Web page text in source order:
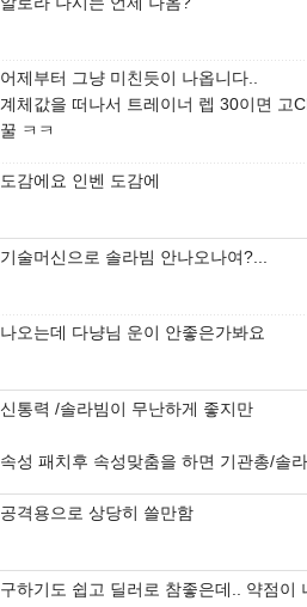
어제부터 그냥 미친듯이 나옵니다..
계체값을 떠나서 트레이너 렙 30이면 고
꿀 ㅋㅋ
도감에요 인벤 도감에
기술머신으로 솔라빔 안나오나여?...
나오는데 다냥님 운이 안좋은가봐요
신통력 /솔라빔이 무난하게 좋지만
속성 패치후 속성맞춤을 하면 기관총/솔
공격용으로 상당히 쓸만함
구하기도 쉽고 딜러로 참좋은데.. 약점이